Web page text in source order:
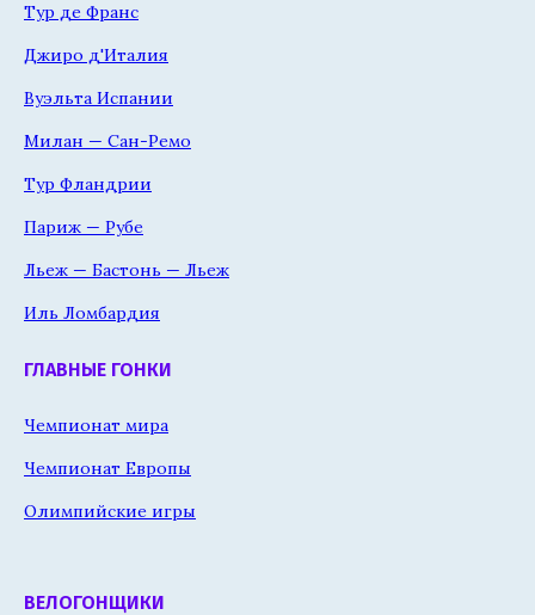
Тур де Франс
Джиро д'Италия
Вуэльта Испании
Милан — Сан-Ремо
Тур Фландрии
Париж — Рубе
Льеж — Бастонь — Льеж
Иль Ломбардия
ГЛАВНЫЕ ГОНКИ
Чемпионат мира
Чемпионат Европы
Олимпийские игры
ВЕЛОГОНЩИКИ